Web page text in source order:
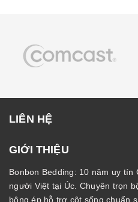
LIÊN HỆ
GIỚI THIỆU
Bonbon Bedding: 10 năm uy tín
người Việt tại Úc. Chuyên trọn
bông ép hỗ trợ cột sống chuẩn